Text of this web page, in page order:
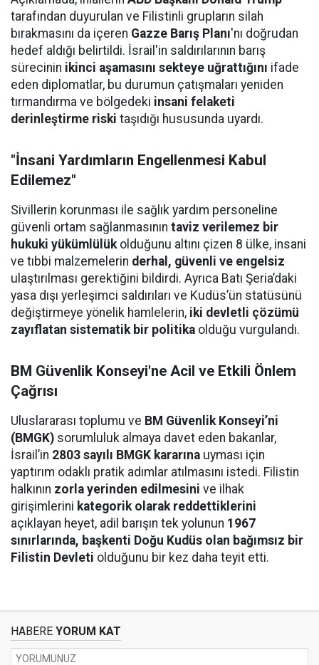
tarafından duyurulan ve Filistinli grupların silah
bırakmasını da içeren Gazze Barış Planı'nı doğrudan
hedef aldığı belirtildi. İsrail'in saldırılarının barış
sürecinin ikinci aşamasını sekteye uğrattığını ifade
eden diplomatlar, bu durumun çatışmaları yeniden
tırmandırma ve bölgedeki insani felaketi
derinleştirme riski taşıdığı hususunda uyardı.
"İnsani Yardımların Engellenmesi Kabul
Edilemez"
Sivillerin korunması ile sağlık yardım personeline
güvenli ortam sağlanmasının taviz verilemez bir
hukuki yükümlülükolduğunu altını çizen 8 ülke, insani
ve tıbbi malzemelerin derhal, güvenli ve engelsiz
ulaştırılması gerektiğini bildirdi. Ayrıca Batı Şeria’daki
yasa dışı yerleşimci saldırıları ve Kudüs’ün statüsünü
değiştirmeye yönelik hamlelerin, iki devletli çözümü
zayıflatan sistematik bir politika olduğu vurgulandı.
BM Güvenlik Konseyi'ne Acil ve Etkili Önlem
Çağrısı
Uluslararası toplumu ve BM Güvenlik Konseyi’ni
(BMGK) sorumluluk almaya davet eden bakanlar,
İsrail’in 2803 sayılı BMGK kararına uyması için
yaptırım odaklı pratik adımlar atılmasını istedi. Filistin
halkının zorla yerinden edilmesini ve ilhak
girişimlerini kategorik olarak reddettiklerini
açıklayan heyet, adil barışın tek yolunun 1967
sınırlarında, başkenti Doğu Kudüs olan bağımsız bir
Filistin Devleti olduğunu bir kez daha teyit etti.
HABERE YORUM KAT